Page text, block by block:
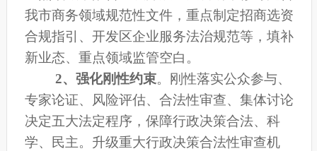
我市商务领域规范性文件，重点制定招商选资
合规指引、开发区企业服务法治规范等，填补
新业态、重点领域监管空白。
2、 强化刚性约束。
刚性落实公众参与、
专家论证、风险评估、合法性审查、集体讨论
决定五大法定程序，保障行政决策合法、科
学、民主。 升级重大行政决策合法性审查机